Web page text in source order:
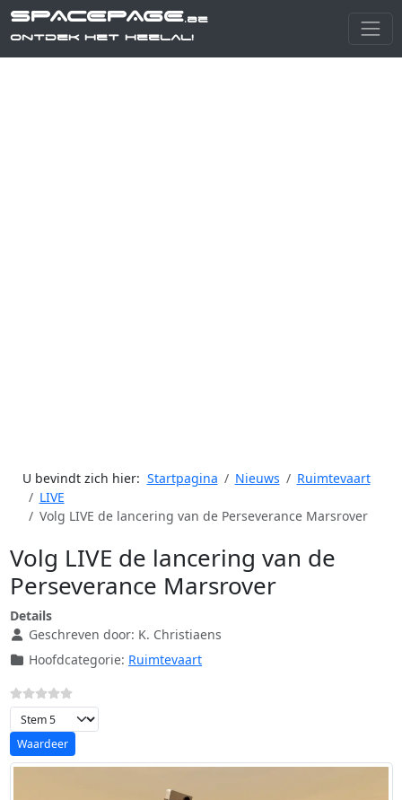
SPACEPAGE.be
Ontdek het heelal!
U bevindt zich hier: Startpagina Nieuws
Ruimtevaart
LIVE
Volg LIVE de lancering van de Perseverance Marsrover
Volg LIVE de lancering van de
Perseverance Marsrover
Details
Geschreven door: K. Christiaens
Hoofdcategorie: Ruimtevaart
Voeg waardering toe